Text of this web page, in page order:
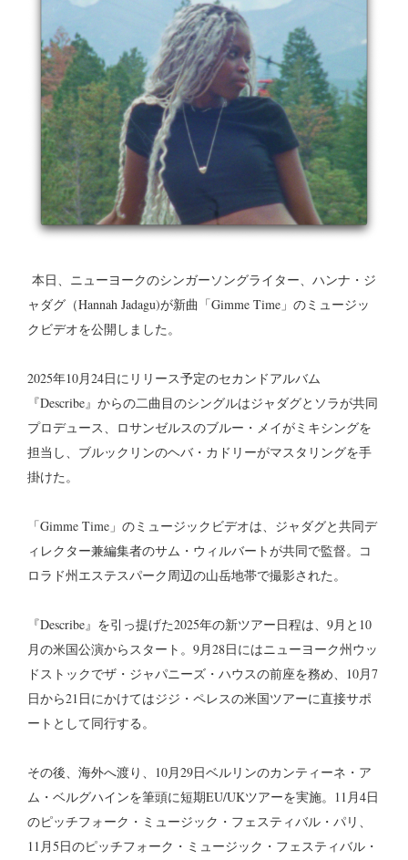
本日、ニューヨークのシンガーソングライター、ハンナ・ジ
ャダグ（Hannah Jadagu)が新曲「Gimme Time」のミュージッ
クビデオを公開しました。
2025年10月24日にリリース予定のセカンドアルバム
『Describe』からの二曲目のシングルはジャダグとソラが共同
プロデュース、ロサンゼルスのブルー・メイがミキシングを
担当し、ブルックリンのヘバ・カドリーがマスタリングを手
掛けた。
「Gimme Time」のミュージックビデオは、ジャダグと共同デ
ィレクター兼編集者のサム・ウィルバートが共同で監督。コ
ロラド州エステスパーク周辺の山岳地帯で撮影された。
『Describe』を引っ提げた2025年の新ツアー日程は、9月と10
月の米国公演からスタート。9月28日にはニューヨーク州ウッ
ドストックでザ・ジャパニーズ・ハウスの前座を務め、10月7
日から21日にかけてはジジ・ペレスの米国ツアーに直接サポ
ートとして同行する。
その後、海外へ渡り、10月29日ベルリンのカンティーネ・ア
ム・ベルグハインを筆頭に短期EU/UKツアーを実施。11月4日
のピッチフォーク・ミュージック・フェスティバル・パリ、
11月5日のピッチフォーク・ミュージック・フェスティバル・